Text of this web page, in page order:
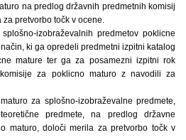
na predlog državnih predmetnih komisij
pretvorbo točk v ocene.
izobraževalnih predmetov poklicne
ki ga opredeli predmetni izpitni katalog
mature ter ga za posamezni izpitni rok
za poklicno maturo z navodili za
za splošno-izobraževalne predmete,
predmete, na predlog državne
maturo, določi merila za pretvorbo točk v